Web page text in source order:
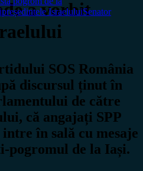
a vorbit
președintele IsraeluluiSenator
SOS România
discursul ținut în
de către
că angajați SPP
în sală cu mesaje
pogromul de la Iași.